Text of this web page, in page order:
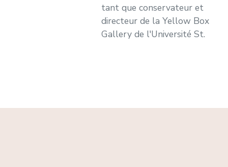
tant que conservateur et
directeur de la Yellow Box
Gallery de l'Université St.